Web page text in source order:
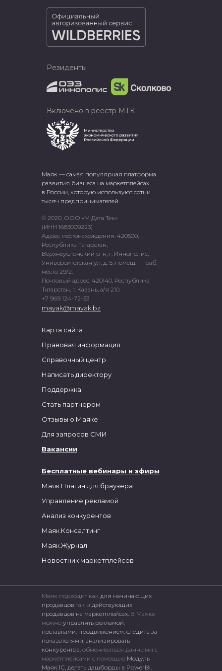
Маяк — самая популярная платформа
развития бизнеса на маркетплейсах
в России, которую используют сотни
тысяч предпринимателей.
© 2020, ООО «М Дата Тек»
(ИНН 1683009223)
Адрес местонахождения: 420500,
Республика Татарстан,
Верхнеуслонский р-н, г. Иннополис,
Университетская ул, д. 5, помещ. 111 раб.
место 29/2.
Почтовый адрес: 420140, Республика
Татарстан, г. Казань, а/я 210.
+7 969 124-72-33
mayak@mayak.bz
Бесплатные вебинары и эфиры
Маяк Плагин для браузера
Управление рекламой
Анализ конкурентов
Маяк.Консалтинг
Маяк.Журнал
Новостник маркетплейсов
Карта сайта
Правовая информация
Справочный центр
Написать директору
Поддержка
Стать партнером
Отзывы о Маяке
Для запросов СМИ
Вакансии
Резиденты
Включено в реестр МТК
Маяк подходит как для начинающих
продавцов так и действующих
продавцов на маркетплейсах. В Маяке
можно управлять рекламой,
поставками, продвижением, следить за
показателями, анализировать
конкурентов, обмениваться данными с
маркетплейсами c помощью Модуль
Маяк.1С, делать дашборды в PowerBI,